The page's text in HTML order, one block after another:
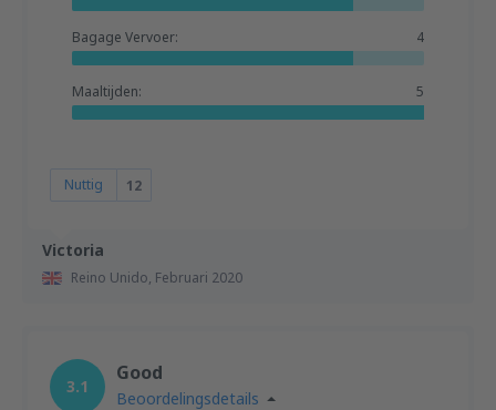
Victoria
Reino Unido, Februari 2020
Bagage Vervoer: 4
Maaltijden: 5
Nuttig 12
3.1
Good
Beoordelingsdetails